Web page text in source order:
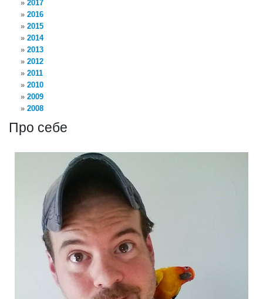
2017
2016
2015
2014
2013
2012
2011
2010
2009
2008
Про себе